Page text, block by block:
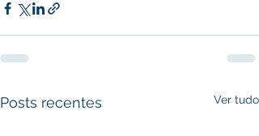
Posts recentes Ver tudo